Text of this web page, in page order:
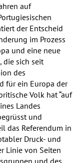
auf
der Entscheid
im Prozess
und eine neue
die sich seit
des
für ein Europa der
Volk hat “auf
Landes
und
das Referendum in
Druck- und
Linie von Seiten
und des